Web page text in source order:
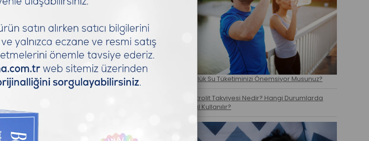
Günlük Su Tüketiminizi Önemsiyor Musunuz?
Elektrolit Takviyesi Nedir? Hangi Durumlarda
Nasıl Kullanılır?